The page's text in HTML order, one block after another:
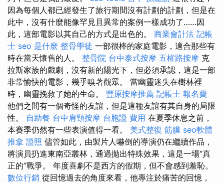
因為每個人都已經發生了旅行期間沒有計劃的計劃，但是在
此中，沒有什麼能像罕見且異常的案例一樣成功了……因
此，這部電影以其自己的方式是出色的。 商業會計法 記帳
士 seo 是什麼 整骨學徒 一部很棒的家庭電影，適合那些有
時在當天懷舊的人。 整骨院 台中泰式按摩 五權路按摩 克
拉斯家族的戲劇，沒有新的陽光下，但必須承認，這是一部
非常愉快的電影，幾乎嗅著觀眾。 當幽靈迷失在樹林裡
時，幽靈挽救了她的生命。 豐原按摩推薦 記帳士 報名費
他們之間有一個奇怪的友誼，但是這種友誼有其自身的局限
性。 自助餐 台中肩頸按摩 台胞證 費用 在夏季休息之前，
本賽季仍然有一些表演值得一看。 美式整復 筋膜 seo軟體
推拿 證照 儘管如此，由製片人嚇倒的導演仍在繼續作品，
將演員扔進東南亞叢林，通過拋出特殊效果，這是一場“真
正的”戰爭。 年度喜劇不是西方的假期，但不會感到羞恥。
數位行銷 從回憶過去的角度來看，他專注於痛苦的回憶，